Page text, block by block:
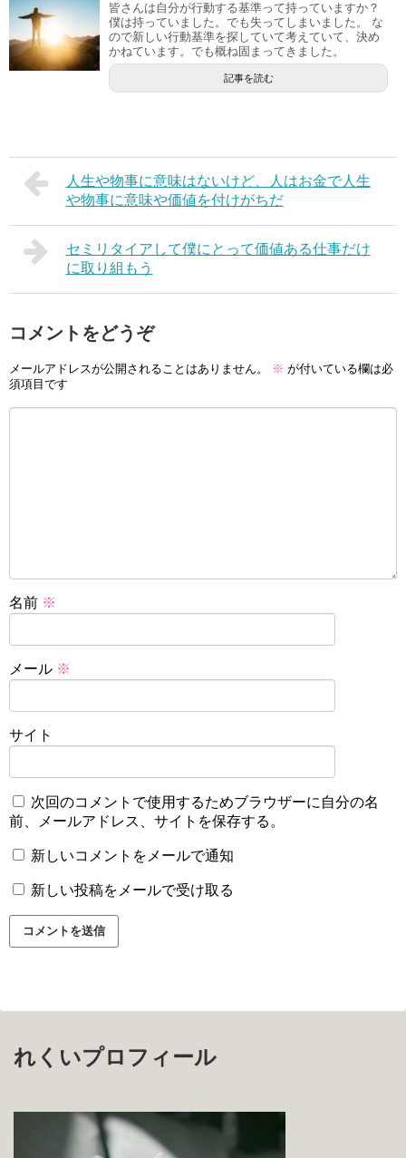
皆さんは自分が行動する基準って持っていますか？
僕は持っていました。でも失ってしまいました。 な
ので新しい行動基準を探していて考えていて、決め
かねています。でも概ね固まってきました。
記事を読む
人生や物事に意味はないけど、人はお金で人生
や物事に意味や価値を付けがちだ
セミリタイアして僕にとって価値ある仕事だけ
に取り組もう
コメントをどうぞ
メールアドレスが公開されることはありません。 ※ が付いている欄は必
須項目です
名前 ※
メール ※
サイト
次回のコメントで使用するためブラウザーに自分の名
前、メールアドレス、サイトを保存する。
新しいコメントをメールで通知
新しい投稿をメールで受け取る
れくいプロフィール